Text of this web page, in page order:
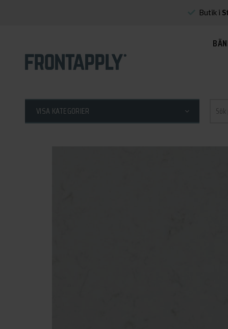
VISA KATEGORIER
efter:
Butik i